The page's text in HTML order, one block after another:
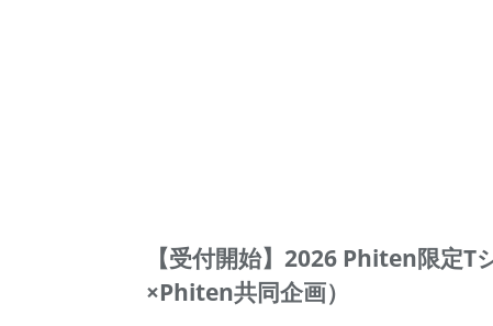
【受付開始】2026 Phiten限定
×Phiten共同企画）